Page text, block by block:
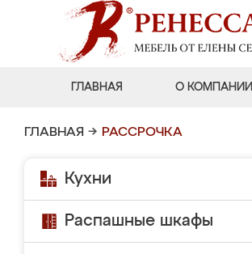
ГЛАВНАЯ О КОМПАНИИ
ГЛАВНАЯ → РАССРОЧКА
Кухни
Распашные шкафы